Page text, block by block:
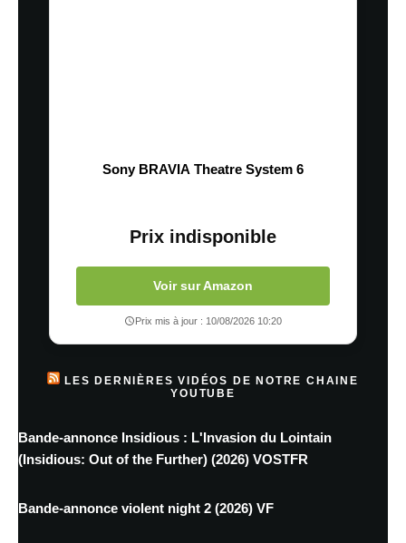
Sony BRAVIA Theatre System 6
Prix indisponible
Voir sur Amazon
Prix mis à jour : 10/08/2026 10:20
LES DERNIÈRES VIDÉOS DE NOTRE CHAINE
YOUTUBE
Bande-annonce Insidious : L'Invasion du Lointain
(Insidious: Out of the Further) (2026) VOSTFR
Bande-annonce violent night 2 (2026) VF